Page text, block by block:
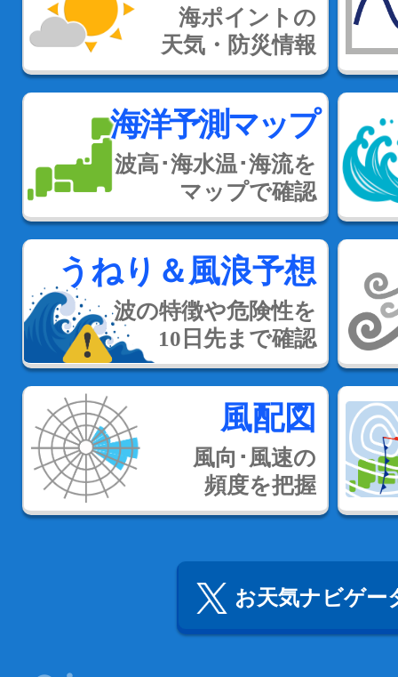
海ポイントの
天気・防災情報
海洋予測マップ
波高･海水温･海流を
マップで確認
うねり＆風浪予想
波の特徴や危険性を
10日先まで確認
風配図
風向･風速の
頻度を把握
お天気ナビゲー